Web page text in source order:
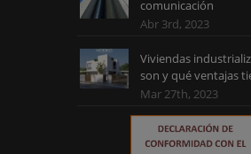
comunicación
Abr 3rd, 2023
Viviendas
son y qué ventajas
Mar 27th, 2023